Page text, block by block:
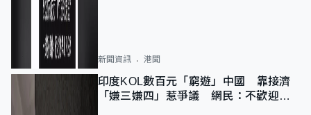
新聞資訊 港聞
印度KOL數百元「窮遊」中國 靠接濟
「嫌三嫌四」惹爭議 網民：不歡迎劣